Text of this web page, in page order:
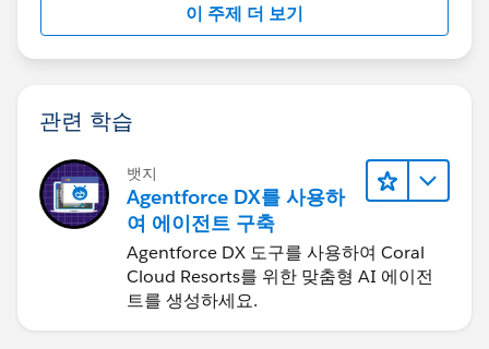
이 주제 더 보기
관련 학습
뱃지
Agentforce DX를 사용하
여 에이전트 구축
Agentforce DX 도구를 사용하여 Coral
Cloud Resorts를 위한 맞춤형 AI 에이전
트를 생성하세요.